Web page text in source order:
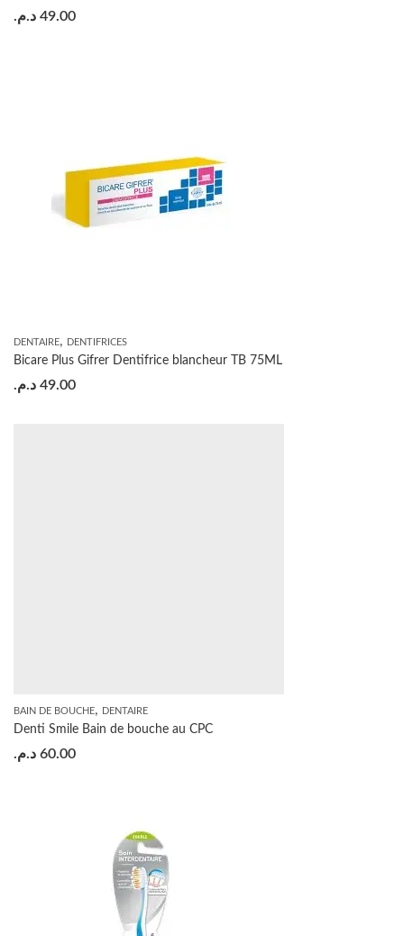
49.00 د.م.
DENTAIRE, DENTIFRICES
Bicare Plus Gifrer Dentifrice blancheur TB 75ML
49.00 د.م.
BAIN DE BOUCHE, DENTAIRE
Denti Smile Bain de bouche au CPC
60.00 د.م.